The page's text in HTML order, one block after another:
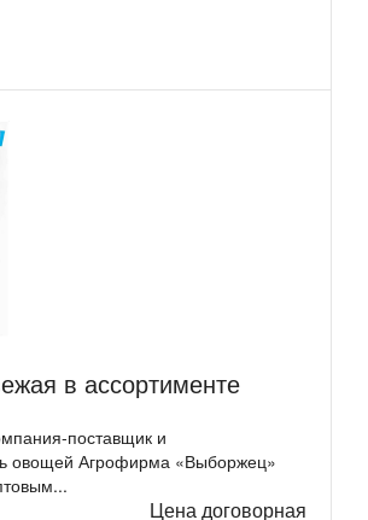
в ассортименте
поставщик и
овощей Агрофирма «Выборжец»
Цена договорная